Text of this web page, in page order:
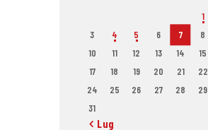
1
3
4 5 6 7 8
10
11 12 13 14 15
17
18 19 20 21 22
24
25 26 27 28 29
31
« Lug